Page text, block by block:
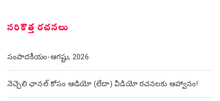
సరికొత్త రచనలు
సంపాదకీయం-ఆగష్టు, 2026
నెచ్చెలి ఛానల్ కోసం ఆడియో (లేదా) వీడియో రచనలకు ఆహ్వానం!